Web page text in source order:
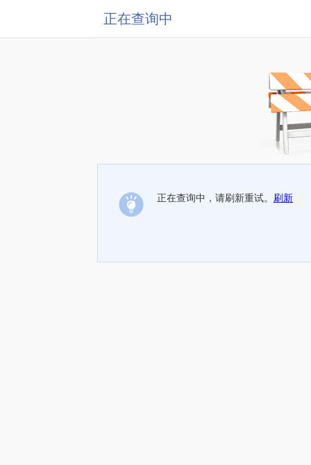
正在查询中
正在查询中，请刷新重试。 刷新